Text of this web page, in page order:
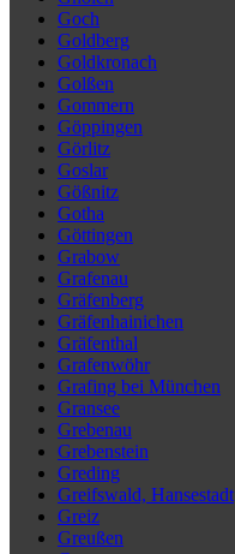
Goch
Goldberg
Goldkronach
Golßen
Gommern
Göppingen
Görlitz
Goslar
Gößnitz
Gotha
Göttingen
Grabow
Grafenau
Gräfenberg
Gräfenhainichen
Gräfenthal
Grafenwöhr
Grafing bei München
Gransee
Grebenau
Grebenstein
Greding
Greifswald, Hansestadt
Greiz
Greußen